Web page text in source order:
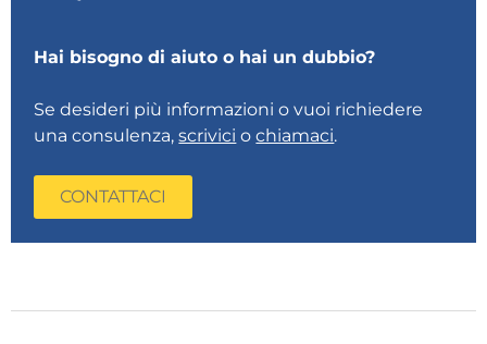
Hai bisogno di aiuto o hai un dubbio?
Se desideri più informazioni o vuoi richiedere
una consulenza,scrivici ochiamaci.
CONTATTACI